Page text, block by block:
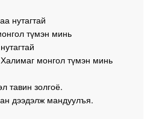
нутагтай
түмэн минь
монгол түмэн минь
тавин золгоё.
дээдэлж мандуулъя.